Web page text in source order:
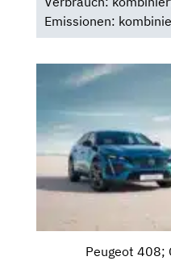
Emissionen:
Peugeot 408;